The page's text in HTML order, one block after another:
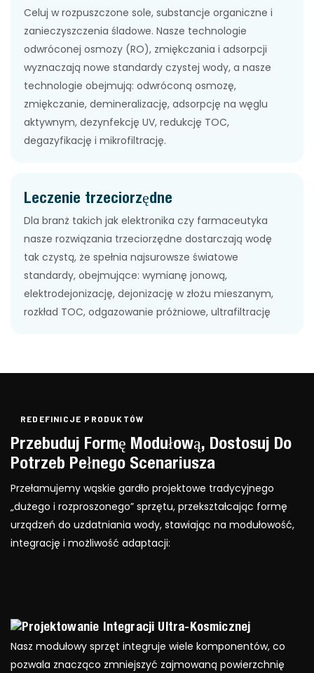
Celuj w rozpuszczone sole, substancje organiczne i
zanieczyszczenia śladowe. Nasze technologie
odwróconej osmozy (RO), zmiękczania i adsorpcji
wyznaczają nowe standardy czystej wody, a nasze
technologie obejmują: odwróconą osmozę,
zmiękczanie, demineralizację, adsorpcję na węglu
aktywnym, dezynfekcję UV, redukcję TOC,
degazyfikację i mikrofiltrację.
Leczenie trzeciorzędne
Dla branż takich jak elektronika czy farmaceutyka
nasze rozwiązania trzeciorzędne dostarczają wodę
tak czystą, że spełnia najsurowsze światowe
standardy, obejmujące: wymianę jonową,
elektrodejonizację, dejonizację w złożu mieszanym,
rozkład TOC, odgazowanie próżniowe, ultrafiltrację
REDEFINICJE PRODUKTÓW
Przebuduj Formę Modułową, Dostosuj Do
Potrzeb Pełnego Scenariusza
Przełamujemy wąskie gardło projektowe tradycyjnego
„dużego i rozproszonego” sprzętu, przekształcając formę
urządzeń do uzdatniania wody, stawiając na modułowość,
integrację i możliwość adaptacji:
Projektowanie Integracji Ultra-Kosmicznej
Nasz modułowy sprzęt integruje wiele komponentów, co
pozwala znacząco zmniejszyć zajmowaną powierzchnię